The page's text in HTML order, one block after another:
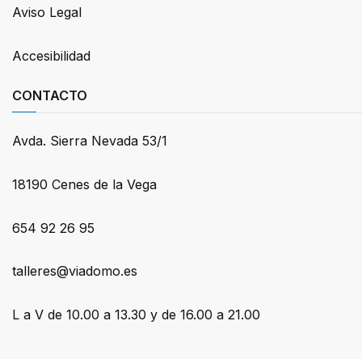
Aviso Legal
Accesibilidad
CONTACTO
Avda. Sierra Nevada 53/1
18190 Cenes de la Vega
654 92 26 95
talleres@viadomo.es
L a V de 10.00 a 13.30 y de 16.00 a 21.00